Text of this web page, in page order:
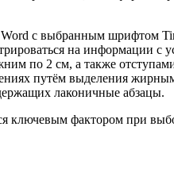
с выбранным шрифтом
на информации с
по 2 см, а также
путём выделения
лаконичные абзацы.
ключевым фактором при